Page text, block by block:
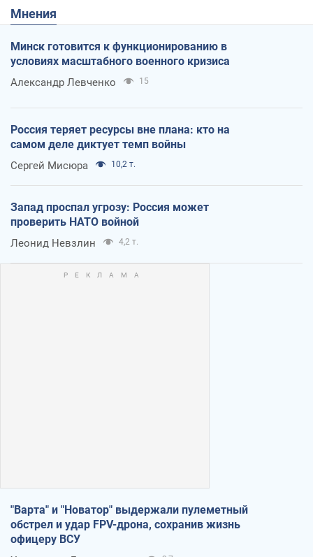
Мнения
Минск готовится к функционированию в
условиях масштабного военного кризиса
Александр Левченко 15
Россия теряет ресурсы вне плана: кто на
самом деле диктует темп войны
Сергей Мисюра 10,2 т.
Запад проспал угрозу: Россия может
проверить НАТО войной
Леонид Невзлин 4,2 т.
"Варта" и "Новатор" выдержали пулеметный
обстрел и удар FPV-дрона, сохранив жизнь
офицеру ВСУ